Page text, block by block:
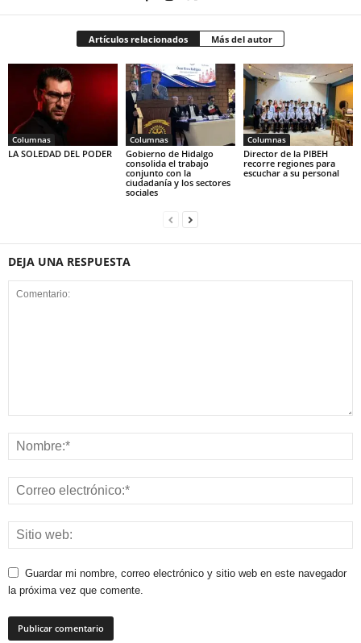
Artículos relacionados Más del autor
Columnas
LA SOLEDAD DEL PODER
Columnas
Gobierno de Hidalgo
consolida el trabajo
conjunto con la
ciudadanía y los sectores
sociales
Columnas
Director de la PIBEH
recorre regiones para
escuchar a su personal
DEJA UNA RESPUESTA
Guardar mi nombre, correo electrónico y sitio web en este navegador
la próxima vez que comente.